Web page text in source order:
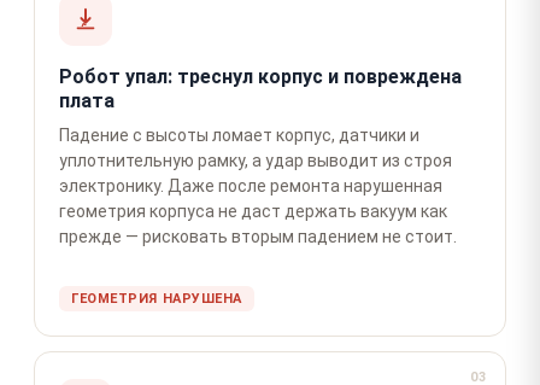
Робот упал: треснул корпус и повреждена
плата
Падение с высоты ломает корпус, датчики и
уплотнительную рамку, а удар выводит из строя
электронику. Даже после ремонта нарушенная
геометрия корпуса не даст держать вакуум как
прежде — рисковать вторым падением не стоит.
ГЕОМЕТРИЯ НАРУШЕНА
03